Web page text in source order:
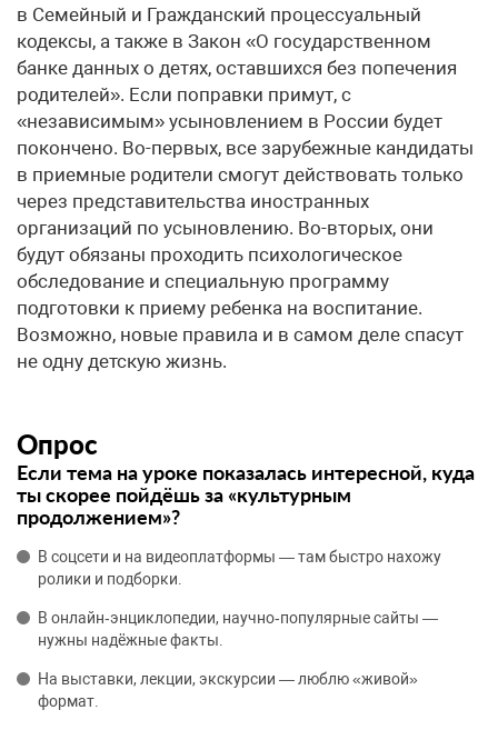
в Семейный и Гражданский процессуальный
кодексы, а также в Закон «О государственном
банке данных о детях, оставшихся без попечения
родителей». Если поправки примут, с
«независимым» усыновлением в России будет
покончено. Во-первых, все зарубежные кандидаты
в приемные родители смогут действовать только
через представительства иностранных
организаций по усыновлению. Во-вторых, они
будут обязаны проходить психологическое
обследование и специальную программу
подготовки к приему ребенка на воспитание.
Возможно, новые правила и в самом деле спасут
не одну детскую жизнь.
Опрос
Если тема на уроке показалась интересной, куда
ты скорее пойдёшь за «культурным
продолжением»?
В соцсети и на видеоплатформы — там быстро нахожу
ролики и подборки.
В онлайн‑энциклопедии, научно‑популярные сайты —
нужны надёжные факты.
На выставки, лекции, экскурсии — люблю «живой»
формат.